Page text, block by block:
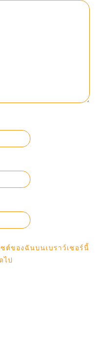
ต์ของฉันบนเบราว์เซอร์นี้
ไป